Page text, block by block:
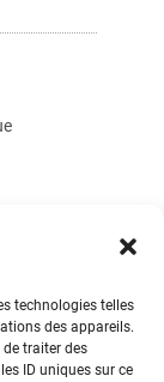
technologies telles
des appareils.
traiter des
ID uniques sur ce